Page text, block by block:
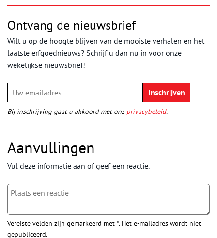
Ontvang de nieuwsbrief
Wilt u op de hoogte blijven van de mooiste verhalen en het
laatste erfgoednieuws? Schrijf u dan nu in voor onze
wekelijkse nieuwsbrief!
Bij inschrijving gaat u akkoord met ons privacybeleid.
Aanvullingen
Vul deze informatie aan of geef een reactie.
Vereiste velden zijn gemarkeerd met *. Het e-mailadres wordt niet
gepubliceerd.